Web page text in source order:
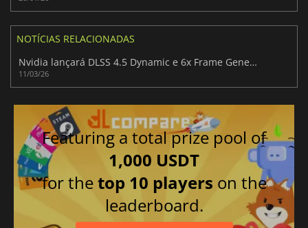
NOTÍCIAS RELACIONADAS
Nvidia lançará DLSS 4.5 Dynamic e 6x Frame Generation no final deste mês
11/03/26
Featuring a total prize pool of
1,000 USDT
for thetop 10 players on the
leaderboard.